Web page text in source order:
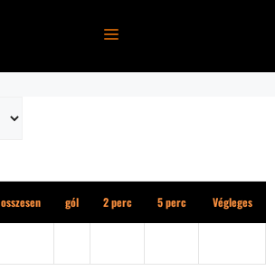
MENÜ
osszesen gól 2 perc 5 perc Végleges